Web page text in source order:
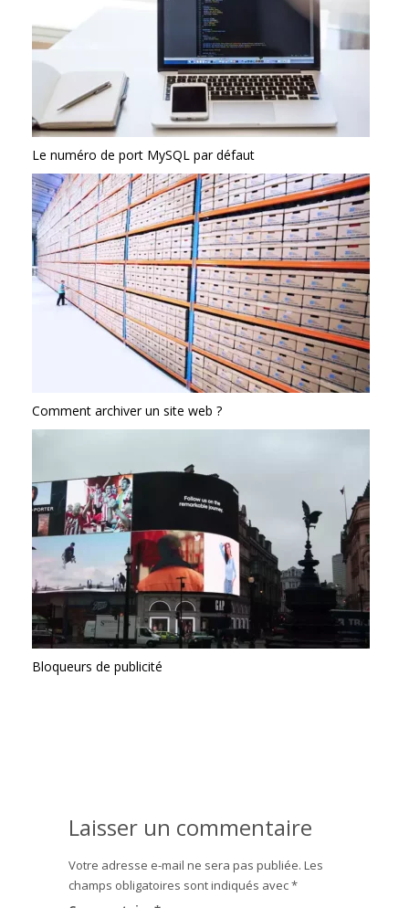
Le numéro de port MySQL par défaut
Comment archiver un site web ?
Bloqueurs de publicité
Laisser un commentaire
Votre adresse e-mail ne sera pas publiée. Les
champs obligatoires sont indiqués avec*